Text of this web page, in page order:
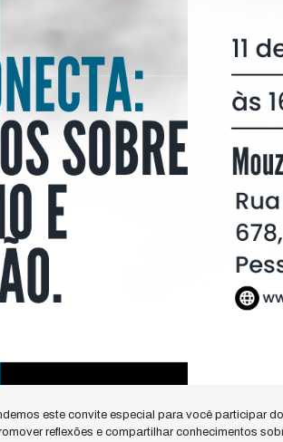
este convite especial para você participar
reflexões e compartilhar conhecimentos